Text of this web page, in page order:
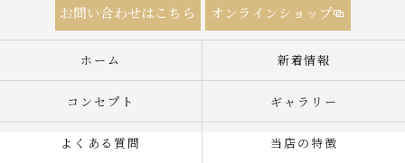
お問い合わせはこちら オンラインショップ
ホーム 新着情報
コンセプト ギャラリー
よくある質問 当店の特徴